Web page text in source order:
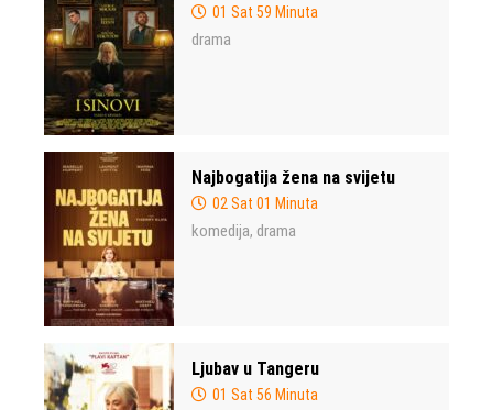
01 Sat 59 Minuta
drama
Najbogatija žena na svijetu
02 Sat 01 Minuta
komedija, drama
Ljubav u Tangeru
01 Sat 56 Minuta